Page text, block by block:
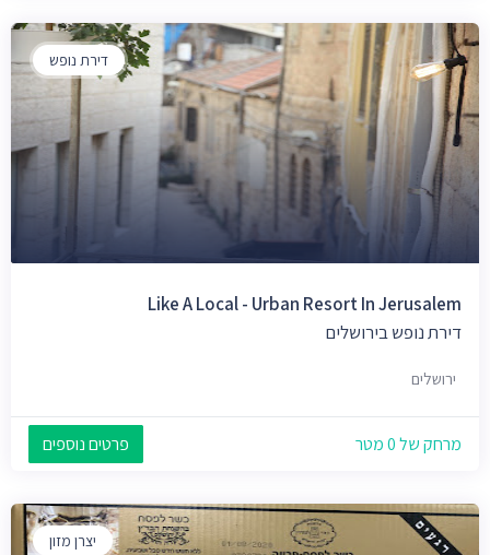
דירת נופש
Like A Local - Urban Resort In Jerusalem
דירת נופש בירושלים
ירושלים
מרחק של 0 מטר פרטים נוספים
יצרן מזון